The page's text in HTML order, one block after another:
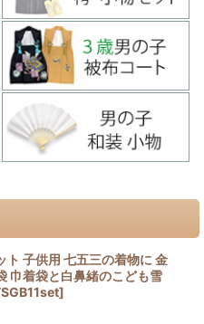
ト 子供用 七五三の着物に 金
巾着袋と白鼻緒のこども雪
]